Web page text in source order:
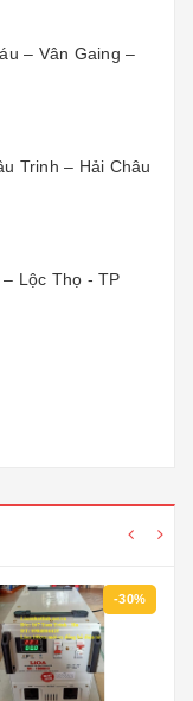
– Vân Gaing –
Trinh – Hải Châu
Lộc Thọ - TP
-30%